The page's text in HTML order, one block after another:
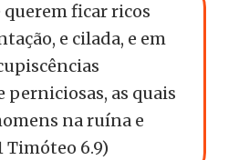
querem ficar ricos
e cilada, e em
perniciosas, as quais
na ruína e
Timóteo 6.9)